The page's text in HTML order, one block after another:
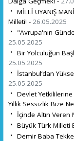
MİLLİ UYANIŞ
Milleti! - 26.05.2025
"Avrupa'nın
25.05.2025
Bir Yolculuğun
25.05.2025
İstanbul’dan
25.05.2025
Devlet
Yıllık Sessizlik Bize
İçinde Altın
Büyük Türk Milleti
Demir Baba